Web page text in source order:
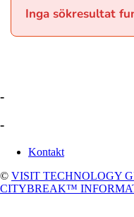
Inga sökresultat
-
-
Kontakt
© VISIT TECHNOLOGY
CITYBREAK™